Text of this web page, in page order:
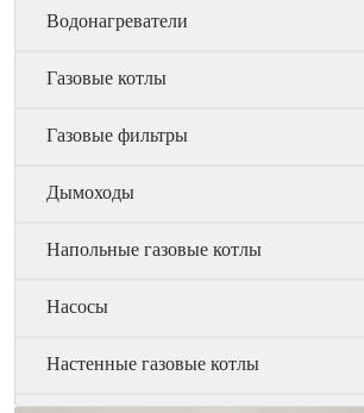
Водонагреватели
Газовые котлы
Газовые фильтры
Дымоходы
Напольные газовые котлы
Насосы
Настенные газовые котлы